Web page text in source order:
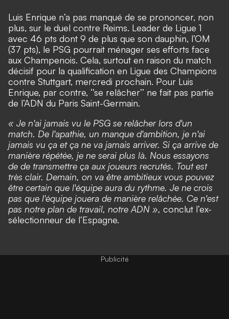
Luis Enrique n’a pas manqué de se prononcer, non
plus, sur le duel contre Reims. Leader de Ligue 1
avec 46 pts dont 9 de plus que son dauphin, l’OM
(37 pts), le PSG pourrait ménager ses efforts face
aux Champenois. Cela, surtout en raison du match
décisif pour la qualification en Ligue des Champions
contre Stuttgart, mercredi prochain. Pour Luis
Enrique, par contre, ‘’se relâcher’’ ne fait pas partie
de l’ADN du Paris Saint-Germain.
« Je n'ai jamais vu le PSG se relâcher lors d'un
match. De l'apathie, un manque d'ambition, je n'ai
jamais vu ça et ça ne va jamais arriver. Si ça arrive de
manière répétée, je ne serai plus là. Nous essayons
de de transmettre ça aux joueurs recrutés. Tout est
très clair. Demain, on va être ambitieux vous pouvez
être certain que l'équipe aura du rythme. Je ne crois
pas que l'équipe jouera de manière relâchée. Ce n'est
pas notre plan de travail, notre ADN », conclut l’ex-
sélectionneur de l’Espagne.